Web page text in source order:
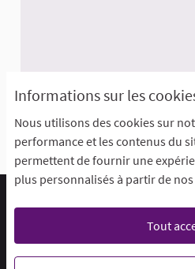
Informations sur les
Nous utilisons des cookies sur
performance et les contenus du
permettent de fournir une
plus personnalisés à partir de
Tout
Afficher toutes les
Conditions générales
Mentions légales